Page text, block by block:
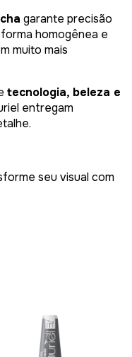
garante precisão
homogênea e
muito mais
tecnologia, beleza e
entregam
seu visual com